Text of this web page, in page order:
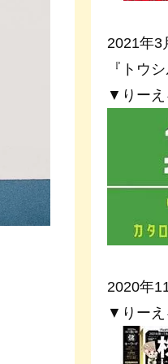
2021年3
『トウ
▼りーえ
2020年
▼りーえ